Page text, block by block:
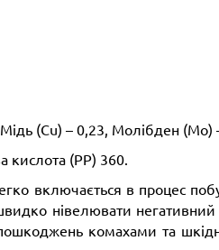
(Cu) – 0,23, Молібден (Мо)
кислота (РР) 360.
включається в процес
нівелювати
пошкоджень комахами та